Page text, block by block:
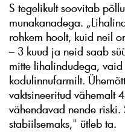
S tegelikult soovitab
munakanadega.
rohkem hoolt, kuid neil
– 3 kuud ja neid saab
mitte lihalindudega,
kodulinnufarmilt.
vaktsineeritud vähemalt
vähendavad nende riski.
stabiilsemaks," ütleb ta.